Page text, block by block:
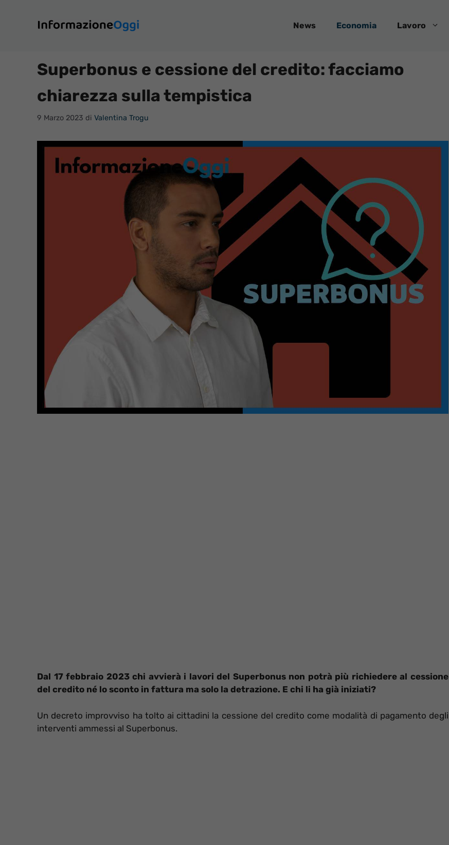
contenuto
News Economia Lavoro
Superbonus e cessione del credito: facciamo
chiarezza sulla tempistica
9 Marzo 2023 di Valentina Trogu
Dal 17 febbraio 2023 chi avvierà i lavori del Superbonus non potrà più richiedere al cessione
del credito né lo sconto in fattura ma solo la detrazione. E chi li ha già iniziati?
Un decreto improvviso ha tolto ai cittadini la cessione del credito come modalità di pagamento degli
interventi ammessi al Superbonus.